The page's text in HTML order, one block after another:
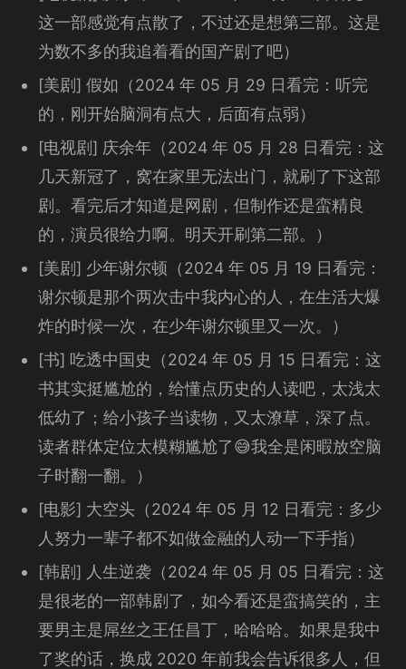
这一部感觉有点散了，不过还是想第三部。这是
为数不多的我追着看的国产剧了吧）
[美剧] 假如（2024 年 05 月 29 日看完：听完
的，刚开始脑洞有点大，后面有点弱）
[电视剧] 庆余年（2024 年 05 月 28 日看完：这
几天新冠了，窝在家里无法出门，就刷了下这部
剧。看完后才知道是网剧，但制作还是蛮精良
的，演员很给力啊。明天开刷第二部。）
[美剧] 少年谢尔顿（2024 年 05 月 19 日看完：
谢尔顿是那个两次击中我内心的人，在生活大爆
炸的时候一次，在少年谢尔顿里又一次。）
[书] 吃透中国史（2024 年 05 月 15 日看完：这
书其实挺尴尬的，给懂点历史的人读吧，太浅太
低幼了；给小孩子当读物，又太潦草，深了点。
读者群体定位太模糊尴尬了😅我全是闲暇放空脑
子时翻一翻。）
[电影] 大空头（2024 年 05 月 12 日看完：多少
人努力一辈子都不如做金融的人动一下手指）
[韩剧] 人生逆袭（2024 年 05 月 05 日看完：这
是很老的一部韩剧了，如今看还是蛮搞笑的，主
要男主是屌丝之王任昌丁，哈哈哈。如果是我中
了奖的话，换成 2020 年前我会告诉很多人，但